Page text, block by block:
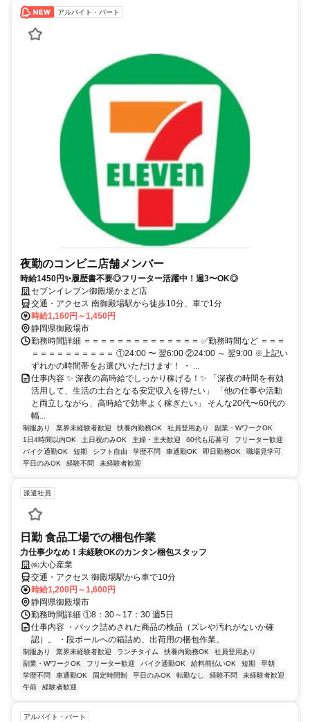
アルバイト・パート
夜勤のコンビニ店舗メンバー
時給1450円✨履歴書不要◎フリーター活躍中！週3〜OK◎
セブンイレブン御殿場かまど店
交通・アクセス 南御殿場駅から徒歩10分、車で1分
時給1,160円～1,450円
静岡県御殿場市
勤務時間詳細 ＝＝＝＝＝＝＝＝＝＝＝＝＝＝ ✅勤務時間など ＝＝＝
＝＝＝＝＝＝＝＝＝＝ ①24:00 〜 翌6:00 ②24:00 ～ 翌9:00 ※上記い
ずれかの時間帯をお選びいただけます！ ・ ...
仕事内容 ✨ 深夜の高時給でしっかり稼げる！✨ 「深夜の時間を有効
活用して、生活の土台となる安定収入を得たい」 「他の仕事や活動
と両立しながら、高時給で効率よく稼ぎたい」 そんな20代〜60代の
幅...
制服あり 業界未経験者歓迎 扶養内勤務OK 社員登用あり
副業・WワークOK
1日4時間以内OK
土日祝のみOK 主婦・主夫歓迎 60代も応募可
フリーター歓迎
バイク通勤OK
短期 シフト自由 学歴不問 車通勤OK 即日勤務OK
職場見学可
平日のみOK
経験不問 未経験者歓迎
派遣社員
日勤 食品工場での梱包作業
力仕事少なめ！未経験OKのカンタン梱包スタッフ
㈱大心産業
交通・アクセス 御殿場駅から車で10分
時給1,200円～1,600円
静岡県御殿場市
勤務時間詳細 ①8：30～17：30 週5日
仕事内容 ・パック詰めされた商品の検品（ズレや汚れがないか確
認）。 ・段ボールへの箱詰め、出荷用の梱包作業。
制服あり 業界未経験者歓迎 ランチタイム 扶養内勤務OK
社員登用あり
副業・WワークOK
フリーター歓迎 バイク通勤OK 給料前払いOK 短期
早朝
学歴不問
車通勤OK 固定時間制 平日のみOK 転勤なし 経験不問
未経験者歓迎
午前
経験者歓迎
アルバイト・パート